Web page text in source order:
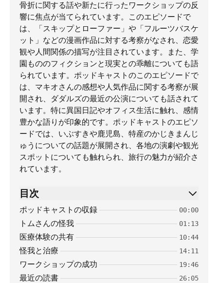
骨折に関する話や新たに行ったワークショップの反
響に焦点が当てられています。このエピソードで
は、「スキップとローファー」や「フルーツバスケ
ット」などの漫画作品に対する考察がなされ、恋愛
観や人間関係の描写が注目されています。また、学
園もののフィクションと現実との乖離についても語
られています。ポッドキャストのこのエピソードで
は、マキオさんの感想や人気作品に関する考察が展
開され、ダダルズの最近の公演についても話されて
います。特に異国日記やオフィス生活に触れ、感情
豊かな語りが印象的です。ポッドキャストのエピソ
ードでは、いぶすきや鹿児島、特産のかじきまんじ
ゅうについての話題が展開され、各地の演劇や観光
スポットについても触れられ、旅行の魅力が紹介さ
れています。
目次
ポッドキャストの収録 00:00
トムさんの怪我 01:13
医療体験の共有 10:44
怪我と治療 14:11
ワークショップの成功 19:46
最近の読書 26:05